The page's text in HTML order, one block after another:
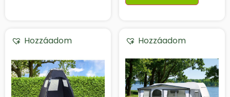
Hozzáadom Hozzáadom